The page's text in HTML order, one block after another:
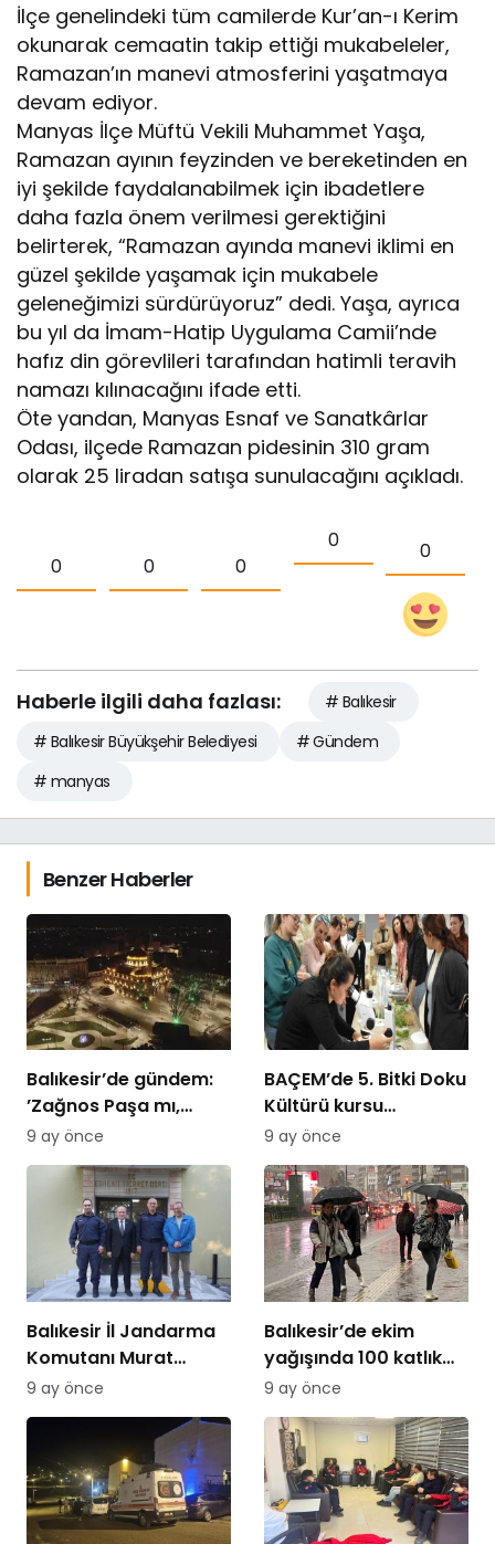
İlçe genelindeki tüm camilerde Kur’an-ı Kerim
okunarak cemaatin takip ettiği mukabeleler,
Ramazan’ın manevi atmosferini yaşatmaya
devam ediyor.
Manyas İlçe Müftü Vekili Muhammet Yaşa,
Ramazan ayının feyzinden ve bereketinden en
iyi şekilde faydalanabilmek için ibadetlere
daha fazla önem verilmesi gerektiğini
belirterek, “Ramazan ayında manevi iklimi en
güzel şekilde yaşamak için mukabele
geleneğimizi sürdürüyoruz” dedi. Yaşa, ayrıca
bu yıl da İmam-Hatip Uygulama Camii’nde
hafız din görevlileri tarafından hatimli teravih
namazı kılınacağını ifade etti.
Öte yandan, Manyas Esnaf ve Sanatkârlar
Odası, ilçede Ramazan pidesinin 310 gram
olarak 25 liradan satışa sunulacağını açıkladı.
0 0 0
0 0
Haberle ilgili daha fazlası:
# Balıkesir
# Balıkesir Büyükşehir Belediyesi
# Gündem
# manyas
Benzer Haberler
Balıkesir’de gündem:
’Zağnos Paşa mı,
İsmet Paşa mı
9 ay önce
BAÇEM’de 5. Bitki Doku
Kültürü kursu
tamamlandı
9 ay önce
Balıkesir İl Jandarma
Komutanı Murat
Özer’den Edremit
9 ay önce
Balıkesir’de ekim
yağışında 100 katlık
artış
9 ay önce